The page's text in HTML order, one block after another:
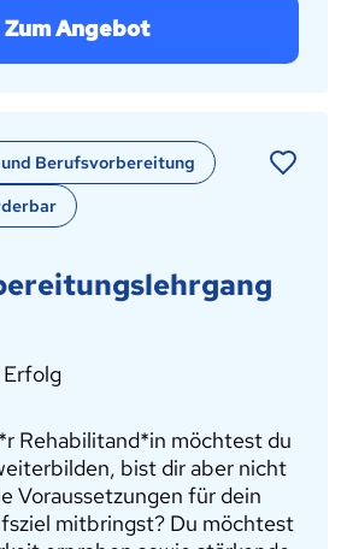
Zum Angebot
Berufsvorbereitung
Rehabilitand*in möchtest du
bist dir aber nicht
Voraussetzungen für dein
mitbringst? Du möchtest